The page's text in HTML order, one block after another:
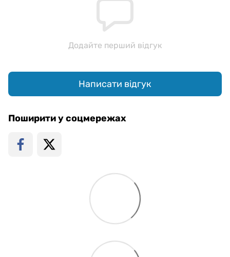
Додайте перший відгук
Написати відгук
Поширити у соцмережах